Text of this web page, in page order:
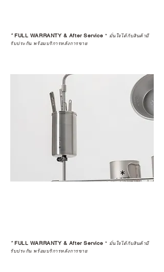
*FULL WARRANTY & After Service * มั่นใจได้กับสินค้ามี
รับประกัน พร้อมบริการหลังการขาย
*FULL WARRANTY & After Service * มั่นใจได้กับสินค้ามี
รับประกัน พร้อมบริการหลังการขาย